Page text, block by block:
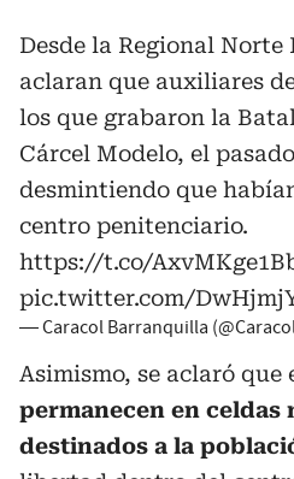
Desde la Regional
aclaran que auxiliares
los que grabaron la
Cárcel Modelo, el
desmintiendo que
centro penitenciario.
https://t.co/
pic.twitter.com/
— Caracol Barranquilla
Asimismo, se aclaró que
permanecen en celdas
destinados a la